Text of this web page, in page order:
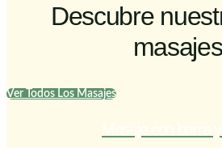
Descubre
Ver Todos Los Masajes